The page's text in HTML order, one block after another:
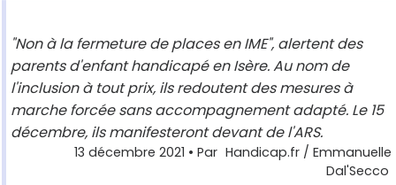
"Non à la fermeture de places en IME", alertent des
parents d'enfant handicapé en Isère. Au nom de
l'inclusion à tout prix, ils redoutent des mesures à
marche forcée sans accompagnement adapté. Le 15
décembre, ils manifesteront devant de l'ARS.
13 décembre 2021 • Par Handicap.fr / Emmanuelle
Dal'Secco